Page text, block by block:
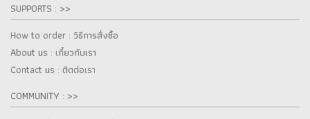
SUPPORTS : >>
How to order : วิธีการสั่งซื้อ
About us : เกี๋ยวกับเรา
Contact us : ติดต่อเรา
COMMUNITY : >>